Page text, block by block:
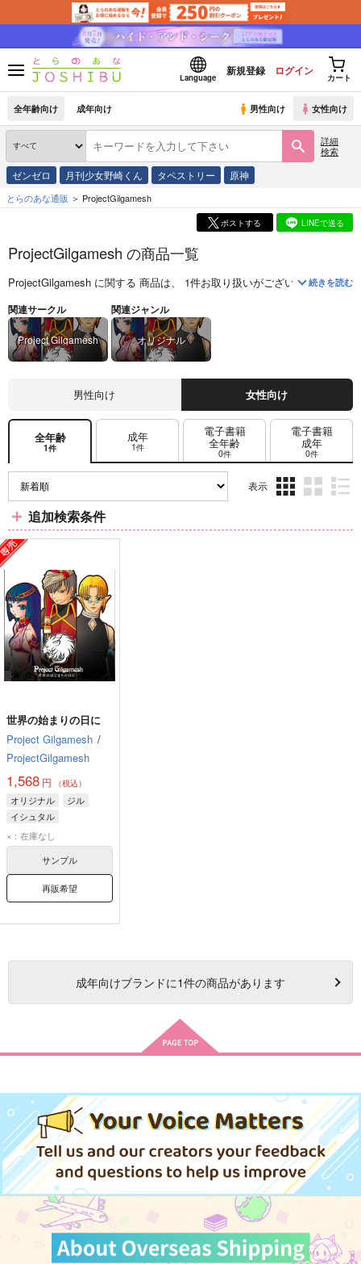
Language
新規登録 ログイン
カート
全年齢向け 成年向け 男性向け 女性向け
詳細
検索
ゼンゼロ 月刊少女野崎くん タペストリー 原神
とらのあな通販 ProjectGilgamesh
ポストする LINEで送る
ProjectGilgamesh の商品一覧
ProjectGilgamesh に関する 商品は、 1件お取り扱いがございます。「世
続きを読む
関連サークル
Project Gilgamesh
関連ジャンル
オリジナル
男性向け 女性向け
全年齢
1件
成年
1件
電子書籍
全年齢
0件
電子書籍
成年
0件
表示
ム
ム
ム
追加検索条件
世界の始まりの日に
Project Gilgamesh /
ProjectGilgamesh
1,568 円 （税込）
オリジナル
ジル
イシュタル
エンキドゥ
×：在庫なし
サンプル
再販希望
成年向けブランドに1件の商品があります